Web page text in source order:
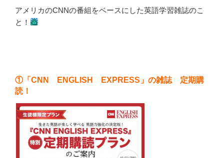
アメリカのCNNの番組をベースにした英語学習雑誌のこ
と！
①「CNN ENGLISH EXPRESS」の雑誌 定期購
読！